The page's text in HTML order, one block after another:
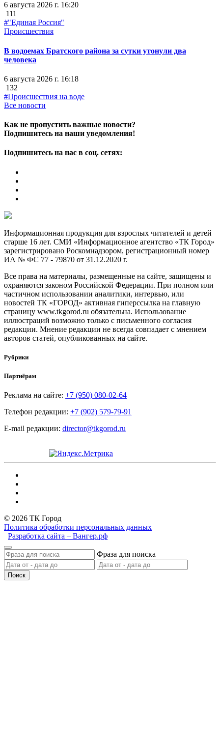
6 августа 2026 г. 16:20
111
#"Единая Россия"
Происшествия
В водоемах Братского района за сутки утонули два
человека
6 августа 2026 г. 16:18
132
#Происшествия на воде
Все новости
Как не пропустить важные новости?
Подпишитесь на наши уведомления!
Подпишитесь на нас в соц. сетях:
Информационная продукция для взрослых читателей и детей
старше 16 лет. СМИ «Информационное агентство «ТК Город»
зарегистрировано Роскомнадзором, регистрационный номер
ИА № ФС 77 - 79870 от 31.12.2020 г.
Все права на материалы, размещенные на сайте, защищены и
охраняются законом Российской Федерации. При полном или
частичном использовании аналитики, интервью, или
новостей ТК «ГОРОД» активная гиперссылка на главную
страницу www.tkgorod.ru обязательна. Использование
иллюстраций возможно только с письменного согласия
редакции. Мнение редакции не всегда совпадает с мнением
авторов статей, опубликованных на сайте.
Рубрики
Партнёрам
Реклама на сайте: +7 (950) 080-02-64
Телефон редакции: +7 (902) 579-79-91
E-mail редакции: director@tkgorod.ru
© 2026 ТК Город
Политика обработки персональных данных
Разработка сайта – Вангер.рф
Фраза для поиска
Поиск